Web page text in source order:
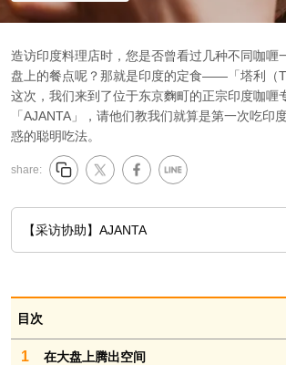
造访印度料理店时，您是否曾看过几种不同咖喱
盘上的餐点呢？那就是印度的定食——「塔利（
这次，我们来到了位于东京麴町的正宗印度咖喱
「AJANTA」，请他们教我们就算是第一次吃印
惑的聪明吃法。
share:
【采访协助】AJANTA
目次
1 在大盘上腾出空间